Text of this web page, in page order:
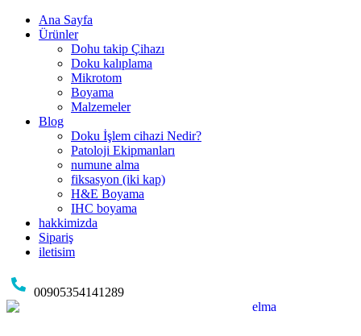
Ana Sayfa
Ürünler
Dohu takip Çihazı
Doku kalıplama
Mikrotom
Boyama
Malzemeler
Blog
Doku İşlem cihazi Nedir?
Patoloji Ekipmanları
numune alma
fiksasyon (iki kap)
H&E Boyama
IHC boyama
hakkimizda
Sipariş
iletisim
00905354141289